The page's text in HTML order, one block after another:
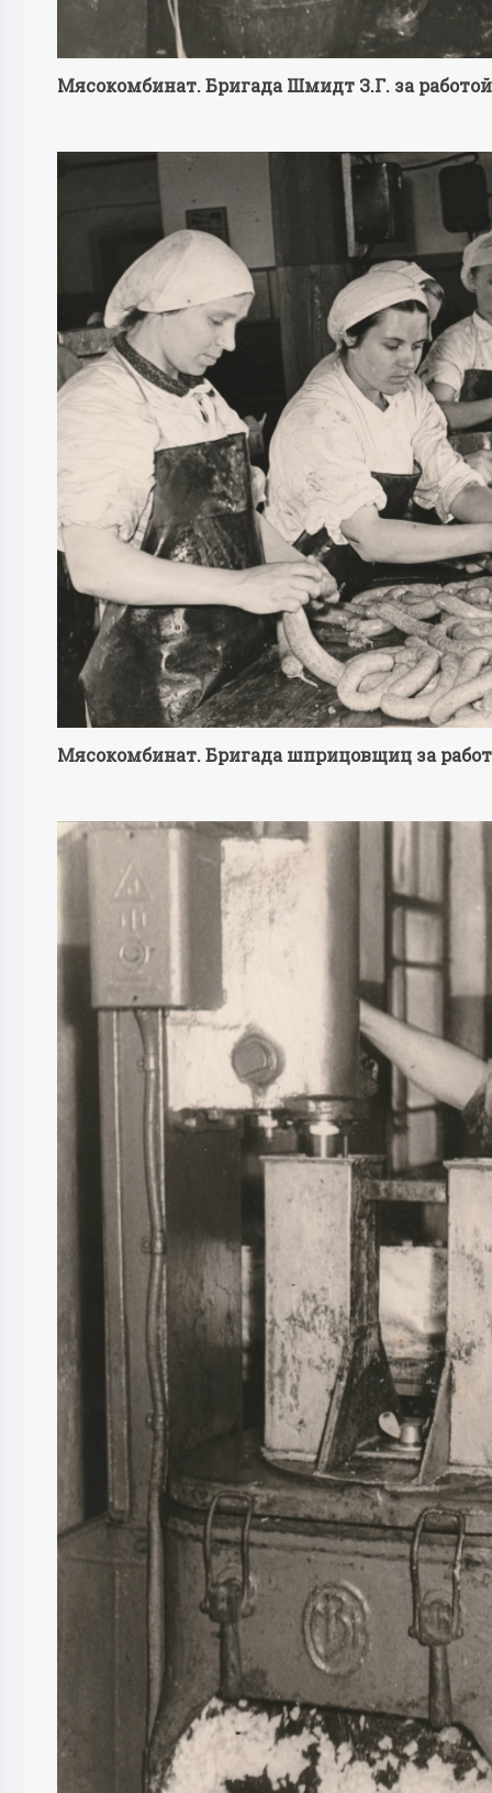
Мясокомбинат. Бригада Шмидт З.Г. за
Мясокомбинат. Бригада шприцовщиц за